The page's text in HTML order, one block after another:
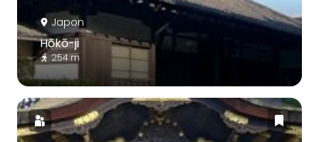
Japon
Hōkō-ji
254 m